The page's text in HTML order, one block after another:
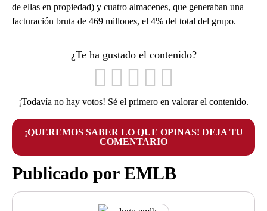
de ellas en propiedad) y cuatro almacenes, que generaban una
facturación bruta de 469 millones, el 4% del total del grupo.
¿Te ha gustado el contenido?
¡Todavía no hay votos! Sé el primero en valorar el contenido.
¡QUEREMOS SABER LO QUE OPINAS! DEJA TU
COMENTARIO
Publicado por EMLB